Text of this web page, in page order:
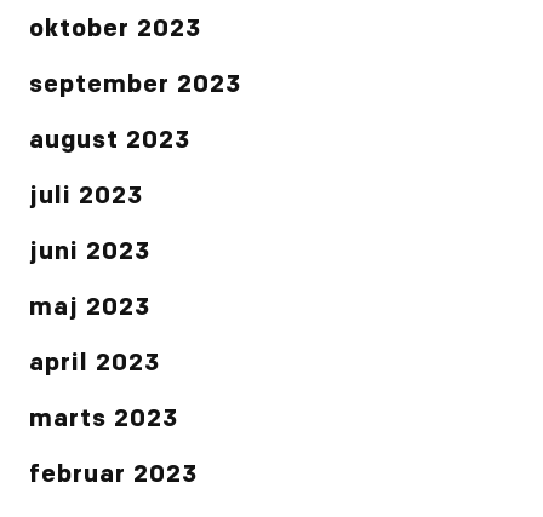
oktober 2023
september 2023
august 2023
juli 2023
juni 2023
maj 2023
april 2023
marts 2023
februar 2023